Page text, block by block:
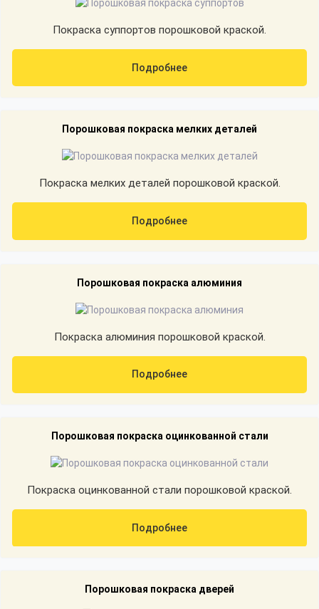
Покраска суппортов порошковой краской.
Подробнее
Порошковая покраска мелких деталей
Покраска мелких деталей порошковой краской.
Подробнее
Порошковая покраска алюминия
Покраска алюминия порошковой краской.
Подробнее
Порошковая покраска оцинкованной стали
Покраска оцинкованной стали порошковой краской.
Подробнее
Порошковая покраска дверей